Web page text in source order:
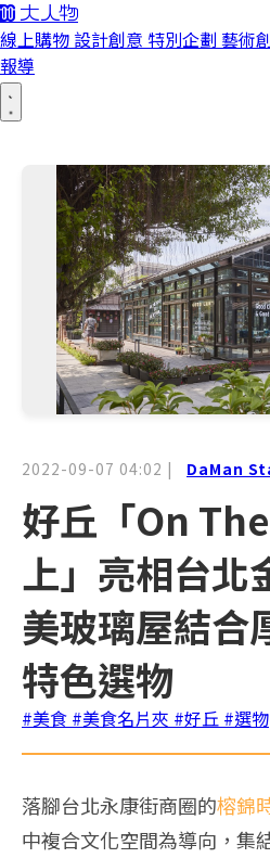
線上購物 設計創意 特別企劃 藝術
報導
2022-09-07 04:02 | DaMan
好丘「On
上」亮相台北
美玻璃屋結合
特色選物
#美食 #美食名片夾 #好丘 #選物
落腳台北永康街商圈的榕錦
中複合文化空間為導向，集